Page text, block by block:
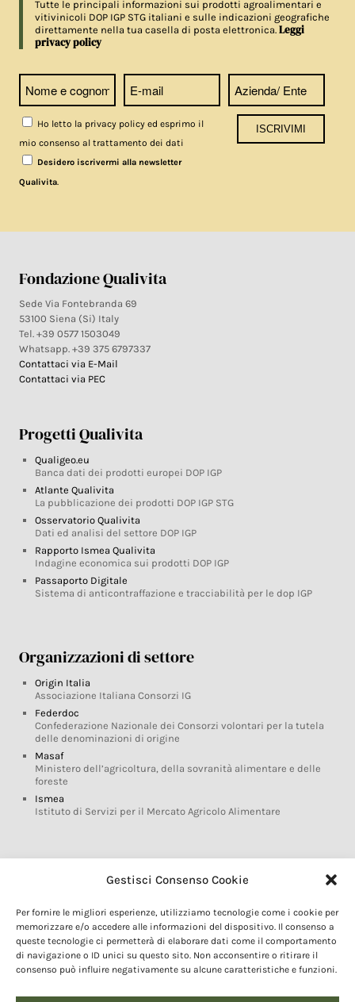
Gestisci Consenso Cookie
Per fornire le migliori esperienze, utilizziamo tecnologie come i cookie per
memorizzare e/o accedere alle informazioni del dispositivo. Il consenso a
queste tecnologie ci permetterà di elaborare dati come il comportamento
di navigazione o ID unici su questo sito. Non acconsentire o ritirare il
consenso può influire negativamente su alcune caratteristiche e funzioni.
Tutte le principali informazioni sui prodotti agroalimentari e
vitivinicoli DOP IGP STG italiani e sulle indicazioni geografiche
direttamente nella tua casella di posta elettronica.Leggi
privacy policy
Ho letto la privacy policy ed esprimo il
mio consenso al trattamento dei dati
Desidero iscrivermi alla newsletter
Qualivita.
Fondazione Qualivita
Sede Via Fontebranda 69
53100 Siena (Si) Italy
Tel. +39 0577 1503049
Whatsapp. +39 375 6797337
Contattaci via E-Mail
Contattaci via PEC
Progetti Qualivita
Qualigeo.eu
Banca dati dei prodotti europei DOP IGP
Atlante Qualivita
La pubblicazione dei prodotti DOP IGP STG
Osservatorio Qualivita
Dati ed analisi del settore DOP IGP
Rapporto Ismea Qualivita
Indagine economica sui prodotti DOP IGP
Passaporto Digitale
Sistema di anticontraffazione e tracciabilità per le dop IGP
Organizzazioni di settore
Origin Italia
Associazione Italiana Consorzi IG
Federdoc
Confederazione Nazionale dei Consorzi volontari per la tutela
delle denominazioni di origine
Masaf
Ministero dell’agricoltura, della sovranità alimentare e delle
foreste
Ismea
Istituto di Servizi per il Mercato Agricolo Alimentare
Glossario DOP IGP
Marchi DOP IGP
Normativa prodotti DOP IGP
Consorzi di Tutela
Farm To Fork e prodotti DOP IGP